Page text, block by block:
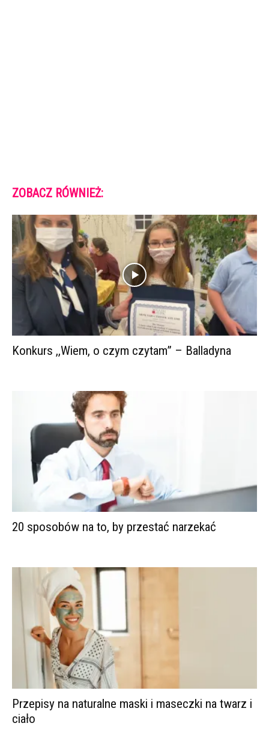
ZOBACZ RÓWNIEŻ:
Konkurs ,,Wiem, o czym czytam” – Balladyna
20 sposobów na to, by przestać narzekać
Przepisy na naturalne maski i maseczki na twarz i
ciało